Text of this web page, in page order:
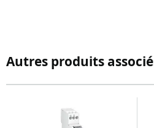
Autres produits